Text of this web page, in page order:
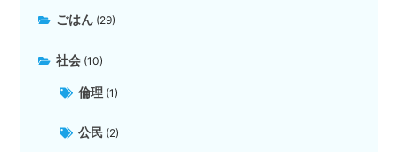
ごはん (29)
社会 (10)
倫理 (1)
公民 (2)